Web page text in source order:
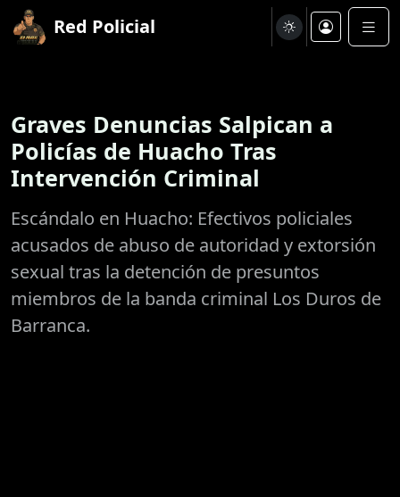
Red Policial
Graves Denuncias Salpican a
Policías de Huacho Tras
Intervención Criminal
Escándalo en Huacho: Efectivos policiales
acusados de abuso de autoridad y extorsión
sexual tras la detención de presuntos
miembros de la banda criminal Los Duros de
Barranca.